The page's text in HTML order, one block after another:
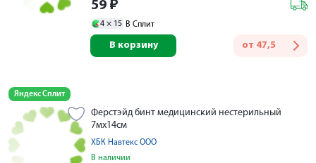
59 ₽
4 × 15 В Сплит
от 47,5
В корзину
Яндекс Сплит
Ферстэйд бинт медицинский нестерильный
7мх14см
ХБК Навтекс ООО
В наличии